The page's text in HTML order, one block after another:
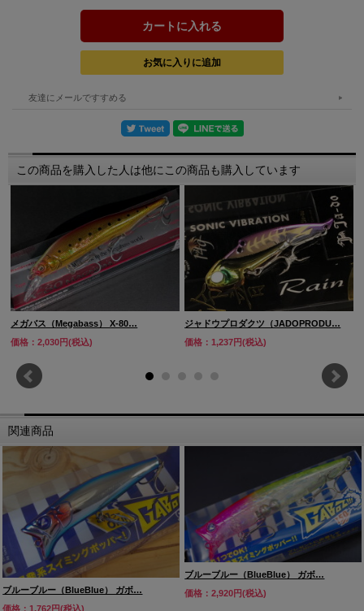
友達にメールですすめる
この商品を購入した人は他にこの商品も購入しています
メガバス（Megabass） X-80…
価格：2,030円(税込)
ジャドウプロダクツ（JADOPRODU…
価格：1,237円(税込)
関連商品
ブルーブルー（BlueBlue） ガボ…
価格：1,762円(税込)
ブルーブルー（BlueBlue） ガボ…
価格：2,920円(税込)